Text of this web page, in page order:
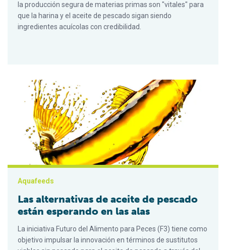
la producción segura de materias primas son "vitales" para
que la harina y el aceite de pescado sigan siendo
ingredientes acuícolas con credibilidad.
Las alternativas de aceite de pescado están esperando en
Aquafeeds
Las alternativas de aceite de pescado
están esperando en las alas
La iniciativa Futuro del Alimento para Peces (F3) tiene como
objetivo impulsar la innovación en términos de sustitutos